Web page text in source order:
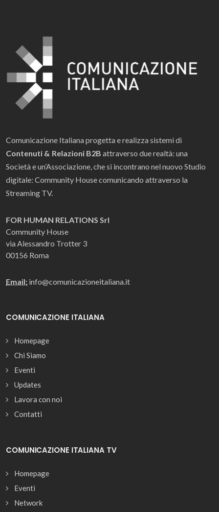
Comunicazione Italiana progetta e realizza sistemi di
Contenuti & Relazioni B2B attraverso due realtà: una
Società e un’Associazione, che si incontrano nel nuovo Studio
digitale: Community House comunicando attraverso la
Streaming TV.
FOR HUMAN RELATIONS Srl
Community House
via Alessandro Trotter 3
00156 Roma
Email: info@comunicazioneitaliana.it
COMUNICAZIONE ITALIANA
Homepage
Chi Siamo
Eventi
Updates
Lavora con noi
Contatti
COMUNICAZIONE ITALIANA TV
Homepage
Eventi
Network